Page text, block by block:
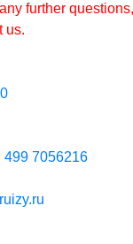
further
us.
499 7056216